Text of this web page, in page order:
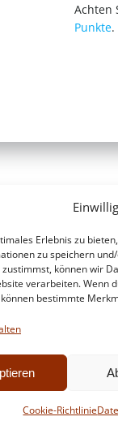
Erlebnis zu
zu speichern
können wir
verarbeiten. Wenn
bestimmte
Cookie-Richtlinie
Achten
Punkte.